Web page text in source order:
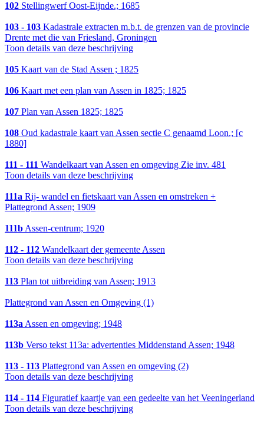
102 Stellingwerf Oost-Eijnde.; 1685
103 - 103 Kadastrale extracten m.b.t. de grenzen van de provincie
Drente met die van Friesland, Groningen
Toon details van deze beschrijving
105 Kaart van de Stad Assen ; 1825
106 Kaart met een plan van Assen in 1825; 1825
107 Plan van Assen 1825; 1825
108 Oud kadastrale kaart van Assen sectie C genaamd Loon.; [c
1880]
111 - 111 Wandelkaart van Assen en omgeving Zie inv. 481
Toon details van deze beschrijving
111a Rij- wandel en fietskaart van Assen en omstreken +
Plattegrond Assen; 1909
111bAssen-centrum; 1920
112 - 112 Wandelkaart der gemeente Assen
Toon details van deze beschrijving
113 Plan tot uitbreiding van Assen; 1913
Plattegrond van Assen en Omgeving (1)
113aAssen en omgeving; 1948
113b Verso tekst 113a: advertenties Middenstand Assen; 1948
113 - 113 Plattegrond van Assen en omgeving (2)
Toon details van deze beschrijving
114 - 114 Figuratief kaartje van een gedeelte van het Veeningerland
Toon details van deze beschrijving